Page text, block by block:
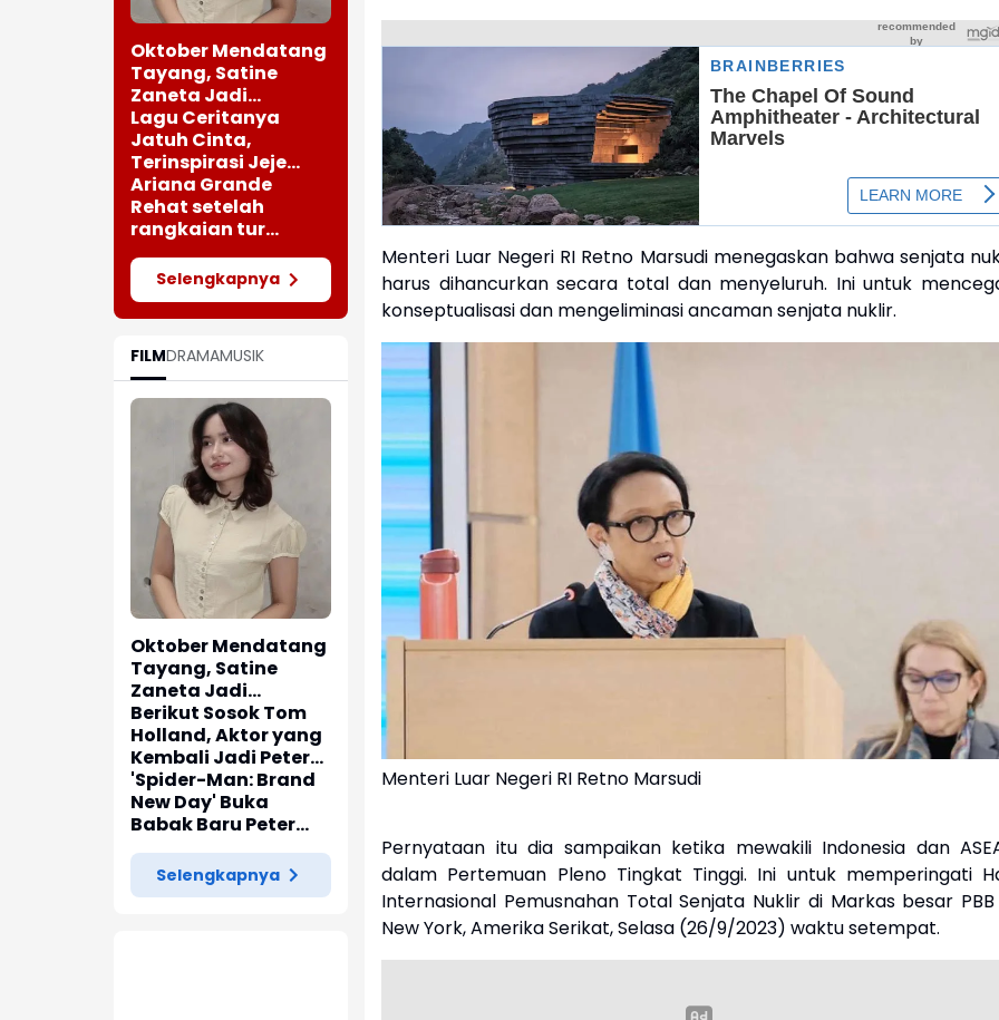
Oktober Mendatang
Tayang, Satine
Zaneta Jadi
Pemeran Utama Film
Siti Si Vampir
Lagu Ceritanya
Jatuh Cinta,
Terinspirasi Jeje
saat Bertemu
Perempuan Cantik
Ariana Grande
Rehat setelah
rangkaian tur
"Eternal Sunshine"
Selengkapnya
FILMDRAMAMUSIK
Oktober Mendatang
Tayang, Satine
Zaneta Jadi
Pemeran Utama Film
Siti Si Vampir
Berikut Sosok Tom
Holland, Aktor yang
Kembali Jadi Peter
Parker di 'Spider-
Man: Brand New Day'
'Spider-Man: Brand
New Day' Buka
Babak Baru Peter
Parker di Marvel
Cinematic Universe
Selengkapnya
Menteri Luar Negeri RI Retno Marsudi menegaskan bahwa senjata
harus dihancurkan secara total dan menyeluruh. Ini untuk
konseptualisasi dan mengeliminasi ancaman senjata nuklir.
Menteri Luar Negeri RI Retno Marsudi
Pernyataan itu dia sampaikan ketika mewakili Indonesia dan
dalam Pertemuan Pleno Tingkat Tinggi. Ini untuk memperingati
Internasional Pemusnahan Total Senjata Nuklir di Markas besar
New York, Amerika Serikat, Selasa (26/9/2023) waktu setempat.